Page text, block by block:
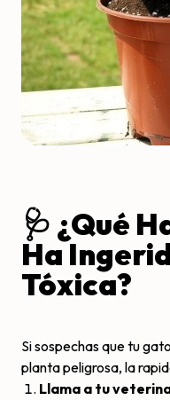
🩺 ¿Qué
Ha
Tóxica?
Si sospechas que tu
planta peligrosa, la
Llama a tu